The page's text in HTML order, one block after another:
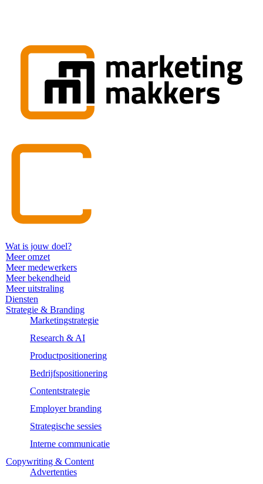
Wat is jouw doel?
Meer omzet
Meer medewerkers
Meer bekendheid
Meer uitstraling
Diensten
Strategie & Branding
Marketingstrategie
Research & AI
Productpositionering
Bedrijfspositionering
Contentstrategie
Employer branding
Strategische sessies
Interne communicatie
Copywriting & Content
Advertenties